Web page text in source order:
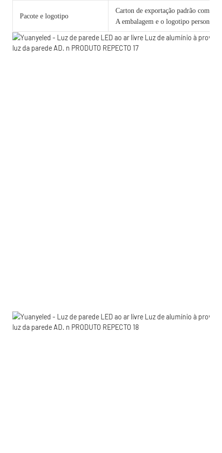
Pacote e logotipo
Carton de exportação padrão com
A embalagem e o logotipo